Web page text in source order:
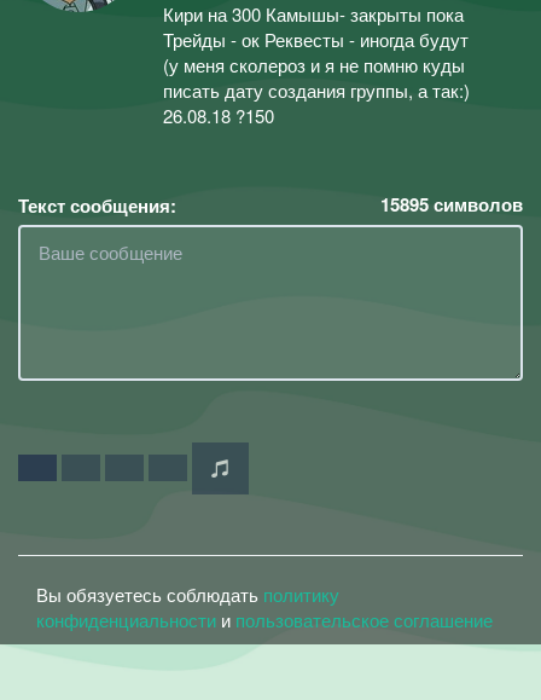
Кири на 300 Камышы- закрыты пока
Трейды - ок Реквесты - иногда будут
(у меня сколероз и я не помню куды
писать дату создания группы, а так:)
26.08.18 ?150
Текст сообщения: 15895символов
Вы обязуетесь соблюдать политику
конфиденциальности и пользовательское соглашение